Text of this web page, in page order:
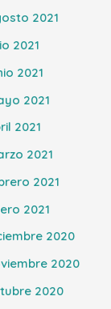
2021
2021
2021
2021
2021
2021
2021
2021
2020
2020
2020